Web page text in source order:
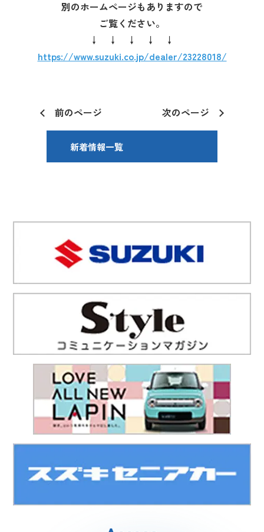
別のホームページもありますので
ご覧ください。
↓ ↓ ↓ ↓ ↓
https://www.suzuki.co.jp/dealer/23228018/
前のページ 次のページ
新着情報一覧